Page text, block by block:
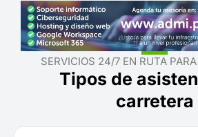
SERVICIOS 24/7 EN RUTA
Tipos de
carretera